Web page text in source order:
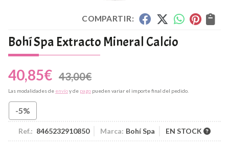
COMPARTIR:
Bohí Spa Extracto Mineral Calcio
40,85€ 43,00€
Las modalidades de envíoy de pago pueden variar el importe final del pedido.
-5%
Ref.: 8465232910850 Marca: Bohí Spa EN STOCK